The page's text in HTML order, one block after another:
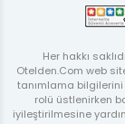
Her hakkı
Otelden.Com web
tanımlama bilgilerini
rolü üstlenirken
iyileştirilmesine